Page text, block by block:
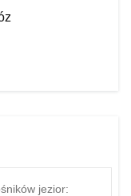
jezior: